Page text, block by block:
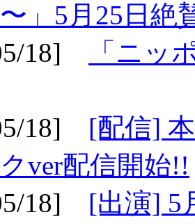
」5月25日絶
18]
「ニッ
18] [配信]
ver配信開始!!
18] [出演] 5